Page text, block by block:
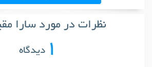
نظرات در مورد سارا
1دیدگاه